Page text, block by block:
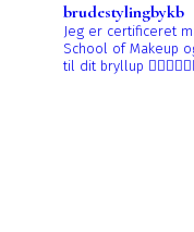
brudestylingbykb
Jeg er certificeret
School of Makeup
til dit bryllup